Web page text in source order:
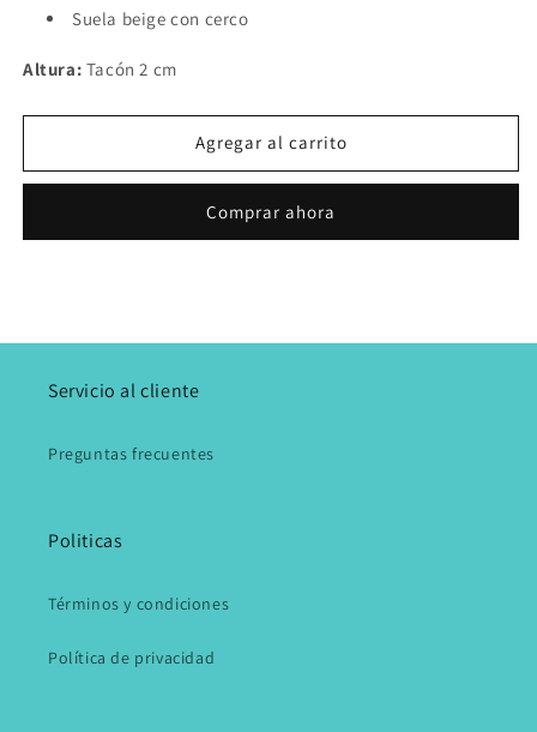
Suela beige con cerco
Altura: Tacón 2 cm
Agregar al carrito
Comprar ahora
Servicio al cliente
Preguntas frecuentes
Politicas
Términos y condiciones
Política de privacidad